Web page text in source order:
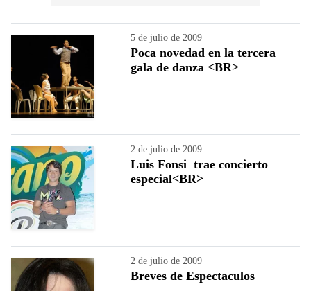
5 de julio de 2009
Poca novedad en la tercera
gala de danza <BR>
2 de julio de 2009
Luis Fonsi trae concierto
especial<BR>
2 de julio de 2009
Breves de Espectaculos